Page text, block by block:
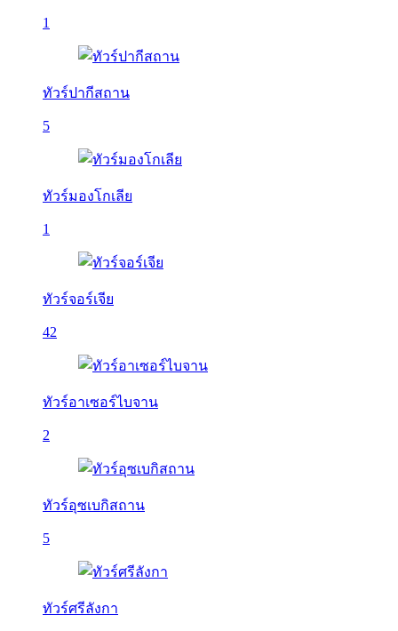
1
ทัวร์ปากีสถาน
5
ทัวร์มองโกเลีย
1
ทัวร์จอร์เจีย
42
ทัวร์อาเซอร์ไบจาน
2
ทัวร์อุซเบกิสถาน
5
ทัวร์ศรีลังกา